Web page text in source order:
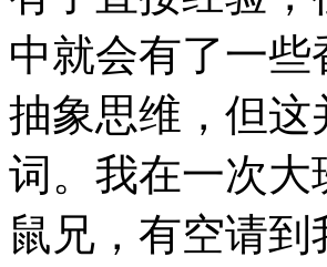
中就会有了一
抽象思维，但
词。我在一次大
鼠兄，有空请